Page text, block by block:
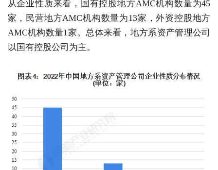
从企业性质来看，国有控股地方AMC机构数量为45
家，民营地方AMC机构数量为13家，外资控股地方
AMC机构数量1家。总体来看，地方系资产管理公司
以国有控股公司为主。